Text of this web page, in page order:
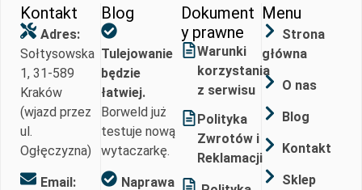
Kontakt
Adres:
Sołtysowska
1, 31-589
Kraków
(wjazd przez
ul.
Ogłęczyzna)
Email:
Blog
Tulejowanie
będzie
łatwiej.
Borweld już
testuje nową
wytaczarkę.
Naprawa
Dokument
y prawne
Warunki
korzystania
z serwisu
Polityka
Zwrotów i
Reklamacji
Menu
Strona
główna
O nas
Blog
Kontakt
Sklep